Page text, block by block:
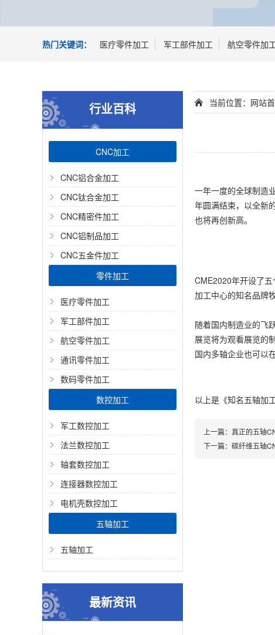
热门关键词： 医疗零件加工 军工部件加工 航空零件加
行业百科
CNC加工
CNC铝合金加工
CNC钛合金加工
CNC精密件加工
CNC铝制品加工
CNC五金件加工
零件加工
医疗零件加工
军工部件加工
航空零件加工
通讯零件加工
数码零件加工
数控加工
军工数控加工
法兰数控加工
轴套数控加工
连接器数控加工
电机壳数控加工
五轴加工
五轴加工
最新资讯
当前位置： 网站
一年一度的全球制造
年圆满结束，以全新
也将再创新高。
CME2020年开设了
加工中心的知名品牌
随着国内制造业的飞
展览将为观看展览的
国内多轴企业也可以
以上是 《知名五轴加
上一篇： 真正的五轴
下一篇： 碳纤维五轴